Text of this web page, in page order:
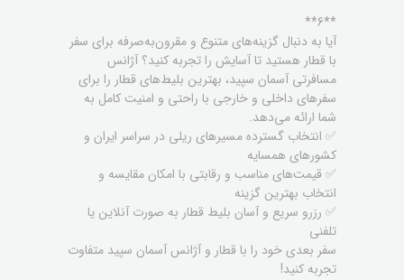
**6**
آیا به دنبال گزینه‌های متنوع و مقرون‌به‌صرفه برای سفر
با قطار هستید تا آسایش را تجربه کنید؟ آژانس
مسافرتی آسمان سپید، بهترین بلیط‌های قطار را برای
سفرهای داخلی و خارجی با راحتی و امنیت کامل به
شما ارائه می‌دهد.
✅ انتخاب گسترده مسیرهای ریلی در سراسر ایران و
کشورهای همسایه
✅ قیمت‌های مناسب و رقابتی با امکان مقایسه و
انتخاب بهترین گزینه
✅ رزرو سریع و آسان بلیط قطار به صورت آنلاین یا
تلفنی
سفر بعدی خود را با قطار و آژانس آسمان سپید متفاوت
تجربه کنید!